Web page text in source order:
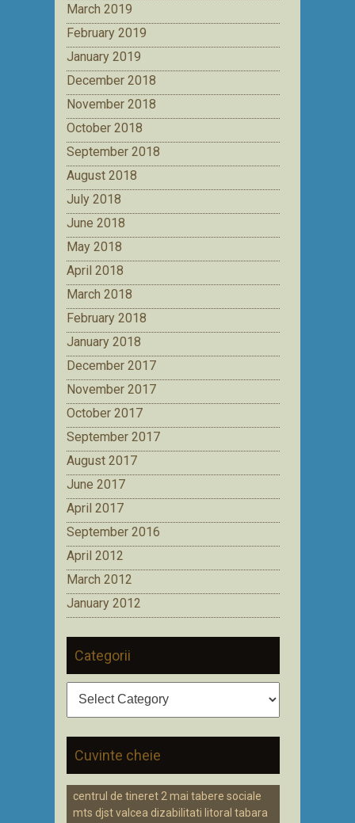
March 2019
February 2019
January 2019
December 2018
November 2018
October 2018
September 2018
August 2018
July 2018
June 2018
May 2018
April 2018
March 2018
February 2018
January 2018
December 2017
November 2017
October 2017
September 2017
August 2017
June 2017
April 2017
September 2016
April 2012
March 2012
January 2012
Categorii
Cuvinte cheie
centrul de tineret 2 mai tabere sociale
mts djst valcea dizabilitati litoral tabara